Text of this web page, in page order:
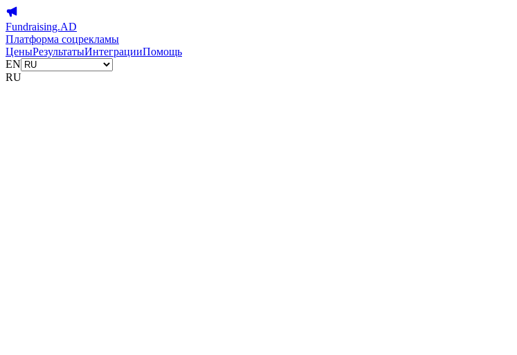
Fundraising.AD
Платформа соцрекламы
ЦеныРезультатыИнтеграцииПомощь
EN
RU